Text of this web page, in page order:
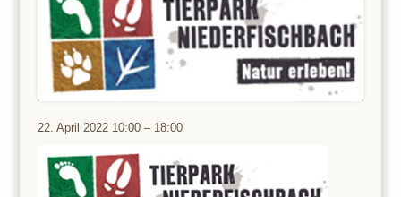
Tierpark
22. April 2022 10:00 – 18:00